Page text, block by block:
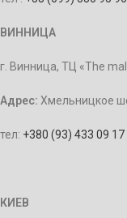
ВИННИЦА
г. Винница, ТЦ «The
Адрес: Хмельницкое
тел: +380 (93) 433 09 17
КИЕВ